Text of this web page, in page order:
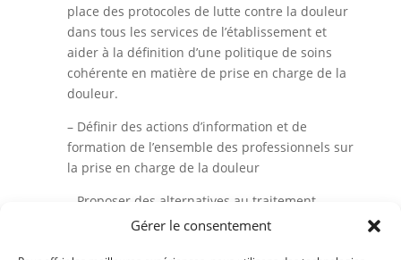
Gérer le consentement
place des protocoles de lutte contre la douleur
dans tous les services de l’établissement et
aider à la définition d’une politique de soins
cohérente en matière de prise en charge de la
douleur.
– Définir des actions d’information et de
formation de l’ensemble des professionnels sur
la prise en charge de la douleur
– Proposer des alternatives au traitement
médicamenteux pour soulager la douleur (ex :